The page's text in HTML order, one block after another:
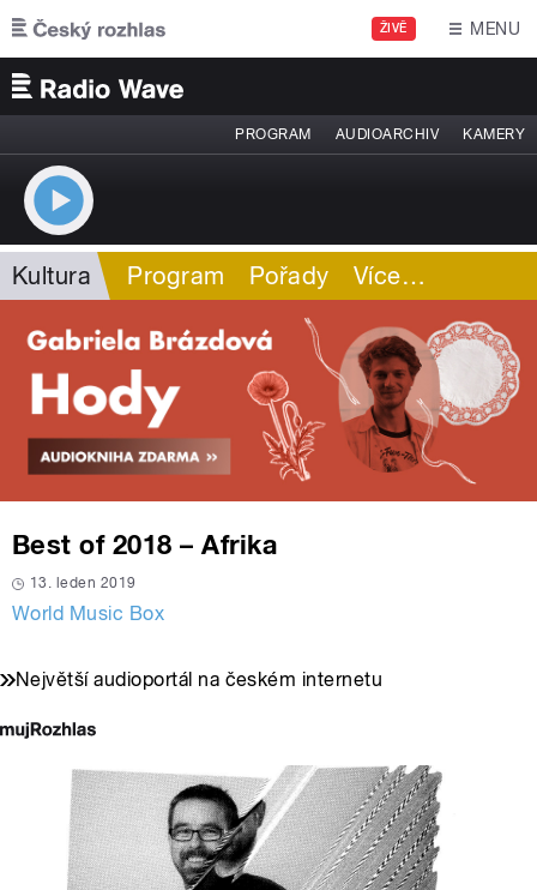
Přejít k hlavnímu obsahu
ŽIVĚ MENU
PROGRAM AUDIOARCHIV KAMERY
Kultura Program Pořady Více…
Best of 2018 – Afrika
13. leden 2019
World Music Box
Největší audioportál na českém internetu